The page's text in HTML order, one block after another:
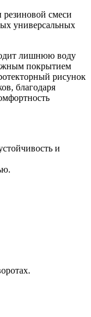
резиновой смеси
универсальных
лишнюю воду
покрытием
рисунок
благодаря
и